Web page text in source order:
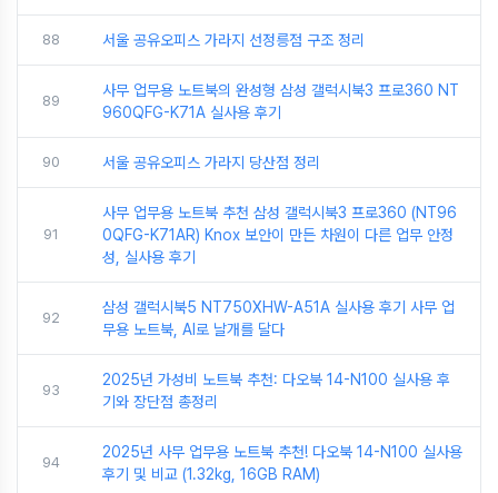
88 서울 공유오피스 가라지 선정릉점 구조 정리
89
사무 업무용 노트북의 완성형 삼성 갤럭시북3 프로360 NT
960QFG-K71A 실사용 후기
90 서울 공유오피스 가라지 당산점 정리
91
사무 업무용 노트북 추천 삼성 갤럭시북3 프로360 (NT96
0QFG-K71AR) Knox 보안이 만든 차원이 다른 업무 안정
성, 실사용 후기
92
삼성 갤럭시북5 NT750XHW-A51A 실사용 후기 사무 업
무용 노트북, AI로 날개를 달다
93
2025년 가성비 노트북 추천: 다오북 14-N100 실사용 후
기와 장단점 총정리
94
2025년 사무 업무용 노트북 추천! 다오북 14-N100 실사용
후기 및 비교 (1.32kg, 16GB RAM)